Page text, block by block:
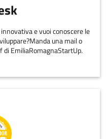
e vuoi conoscere le
una mail o
EmiliaRomagnaStartUp.